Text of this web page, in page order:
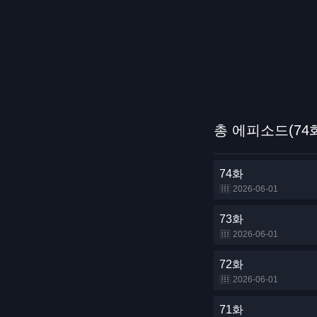
총 에피소드(74
74화
2026-06-01
73화
2026-06-01
72화
2026-06-01
71화